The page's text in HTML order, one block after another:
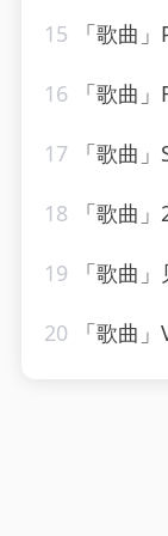
15 「歌曲」
16 「歌曲
17 「歌曲
18 「歌曲」2.
19 「歌曲
20 「歌曲」VI.